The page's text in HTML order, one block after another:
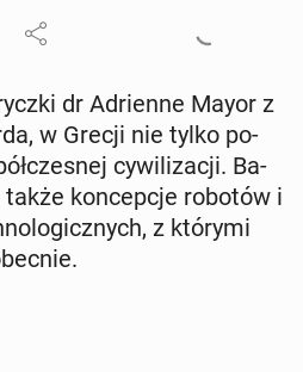
dr Ad­rien­ne Mayor z
w Grecji nie tylko po­
cy­wi­li­za­cji. Ba­
kon­cep­cje robotów i
z którymi